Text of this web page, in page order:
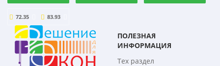
72.35 83.93
ПОЛЕЗНАЯ
ИНФОРМАЦИЯ
Тех раздел